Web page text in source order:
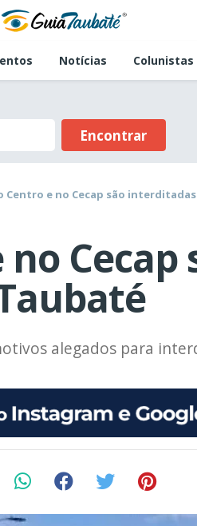
Notícias Colunistas
Encontrar
Centro e no Cecap são
Cecap
alegados para